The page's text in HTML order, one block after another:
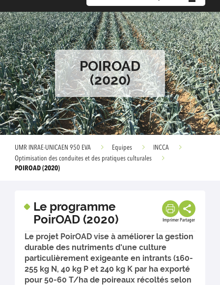
POIROAD
(2020)
UMR INRAE-UNICAEN 950 EVA Equipes
INCCA
Optimisation des conduites et des pratiques culturales
POIROAD (2020)
Le programme
PoirOAD (2020)
Imprimer Partager
Le projet PoirOAD vise à améliorer la gestion
durable des nutriments d'une culture
particulièrement exigeante en intrants (160-
255 kg N, 40 kg P et 240 kg K par ha exporté
pour 50-60 T/ha de poireaux récoltés selon